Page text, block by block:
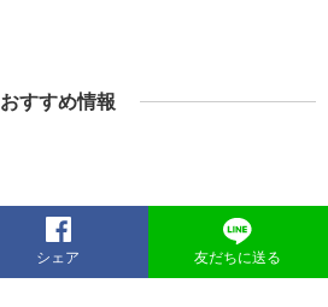
おすすめ情報
シェア 友だちに送る